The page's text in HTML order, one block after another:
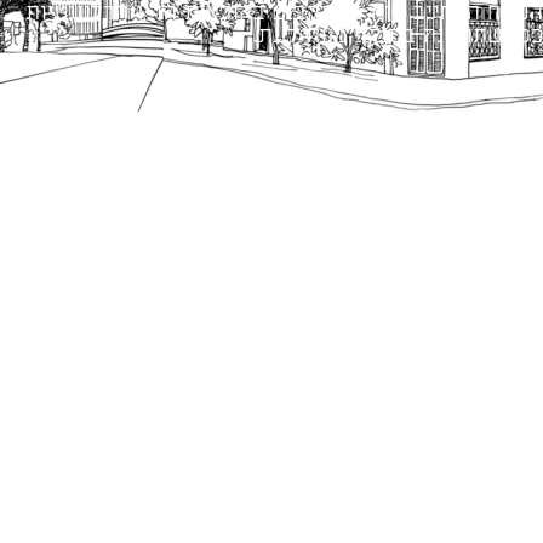
הנוסח המחייב הוא זה הקבוע בהוראות הדין הרלוונטיות
כפי שתהיינה בתוקף מעת לעת.